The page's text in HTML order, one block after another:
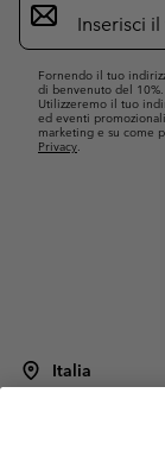
e-
mail
Fornendo il tuo
di benvenuto del 10%.
Utilizzeremo il tuo
ed eventi
marketing e su come
Privacy.
Italia